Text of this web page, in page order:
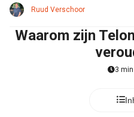
Ruud Verschoor
Waarom zijn
3 min